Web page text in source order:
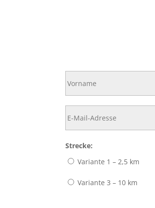
Strecke:
Variante 1 – 2,5 km
Variante 3 – 10 km